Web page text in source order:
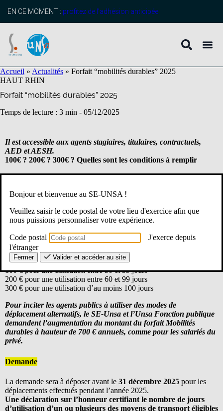
principal
EN CE MOMENT : profitez de l’adhésion anticipée
Accueil » Actualités » Forfait “mobilités durables” 2025
HAUT RHIN
Forfait “mobilités durables” 2025
Temps de lecture : 3 min - 05/12/2025
Il est accessible aux agents stagiaires, titulaires, contractuels,
AED et AESH.
100€ ? 200€ ? 300€ ? Quelles sont les conditions à remplir
Un minimum de 30 jours par an
moyens de transport éligibles est nécessaire .
Le montant annuel est porté à :
100 € pour une utilisation entre 30 et 59 jours
200 € pour une utilisation entre 60 et 99 jours
300 € pour une utilisation d’au moins 100 jours
Pour inciter les agents publics à utiliser des modes de
déplacement alternatifs, le SE-Unsa et l’Unsa Fonction publique
demandent l’augmentation du montant du forfait Mobilités
durables à hauteur de 700 € annuels, comme pour les salariés du
privé.
Demande
La demande sera à déposer avant le 31 décembre 2025 pour les
déplacements effectués pendant l’année 2025.
Une déclaration sur l’honneur certifiant le nombre de jours
d’utilisation d’un ou plusieurs des moyens de transport éligibles
Bonjour et bienvenue au SE-UNSA !
Veuillez saisir le code postal de votre lieu d'exercice afin que
nous puissions personnaliser votre expérience.
Code postal
J'exerce depuis
l'étranger
Fermer Valider et accéder au site